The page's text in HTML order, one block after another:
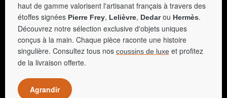
haut de gamme valorisent l'artisanat français à travers des
étoffes signées Pierre Frey, Lelièvre, Dedarou Hermès.
Découvrez notre sélection exclusive d'objets uniques
conçus à la main. Chaque pièce raconte une histoire
singulière. Consultez tous nos coussins de luxe et profitez
de la livraison offerte.
Agrandir